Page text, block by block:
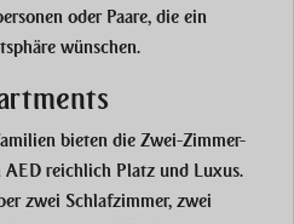
oder Paare, die ein
wünschen.
bieten die Zwei-Zimmer-
reichlich Platz und Luxus.
zwei Schlafzimmer, zwei